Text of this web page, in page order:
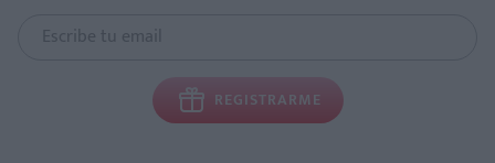
REGISTRARME